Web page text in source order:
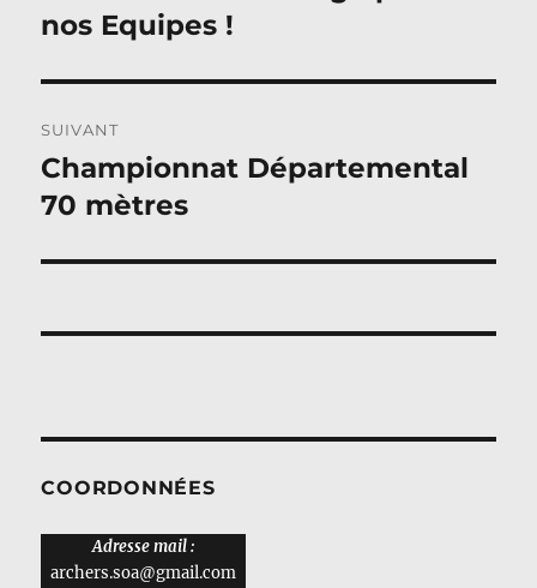
l’article
précédente :
nos Equipes !
SUIVANT
Publication
suivante :
Championnat Départemental
70 mètres
COORDONNÉES
Adresse mail :
archers.soa@gmail.com